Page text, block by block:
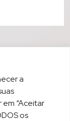
a
“Aceitar
os